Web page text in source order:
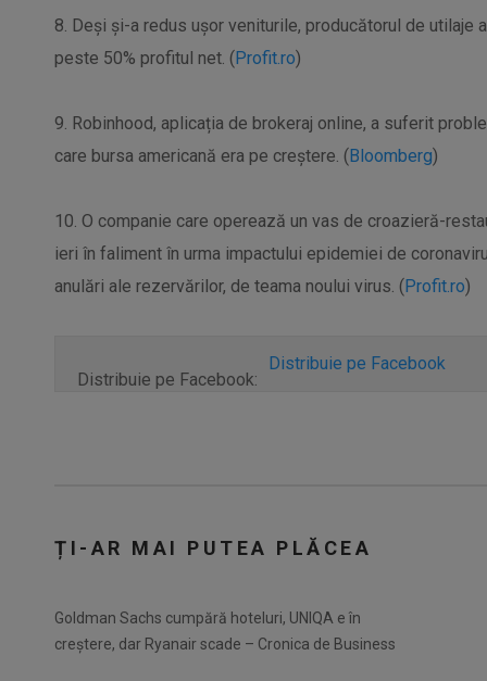
8. Deși și-a redus ușor veniturile, producătorul de utilaje
peste 50% profitul net. (Profit.ro)
9. Robinhood, aplicația de brokeraj online, a suferit
care bursa americană era pe creștere. (Bloomberg)
10. O companie care operează un vas de croazieră-
ieri în faliment în urma impactului epidemiei de
anulări ale rezervărilor, de teama noului virus. (Profit.ro)
Distribuie pe Facebook:
Distribuie pe Facebook
ȚI-AR MAI PUTEA PLĂCEA
Goldman Sachs cumpără hoteluri, UNIQA e în
creștere, dar Ryanair scade – Cronica de Business